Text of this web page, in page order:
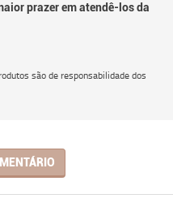
prazer em atendê-los da
são de responsabilidade dos